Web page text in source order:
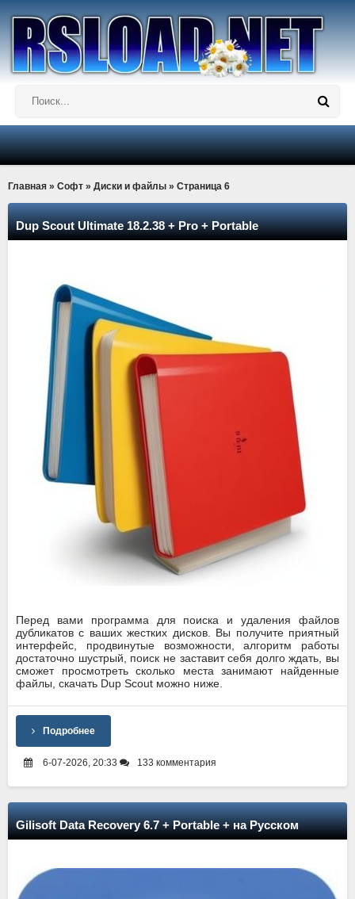
Главная » Софт » Диски и файлы » Страница 6
Dup Scout Ultimate 18.2.38 + Pro + Portable
Перед вами программа для поиска и удаления файлов
дубликатов с ваших жестких дисков. Вы получите приятный
интерфейс, продвинутые возможности, алгоритм работы
достаточно шустрый, поиск не заставит себя долго ждать, вы
сможет просмотреть сколько места занимают найденные
файлы, скачать Dup Scout можно ниже.
Подробнее
6-07-2026, 20:33 133 комментария
Gilisoft Data Recovery 6.7 + Portable + на Русском